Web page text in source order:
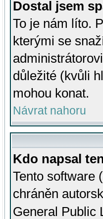
Dostal jsem
To je nám líto.
kterými se
důležité (kvůli
mohou konat.
Návrat nahoru
Kdo napsal
Tento software
chráněn
General Public